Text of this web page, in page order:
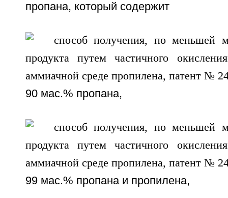
пропана, который содержит
90 мас.% пропана,
99 мас.% пропана и пропилена,